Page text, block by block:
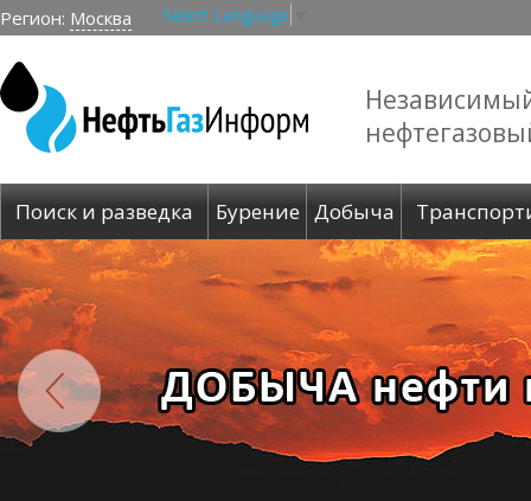
Регион: Москва Select Language
Поиск и разведка Бурение Добыча